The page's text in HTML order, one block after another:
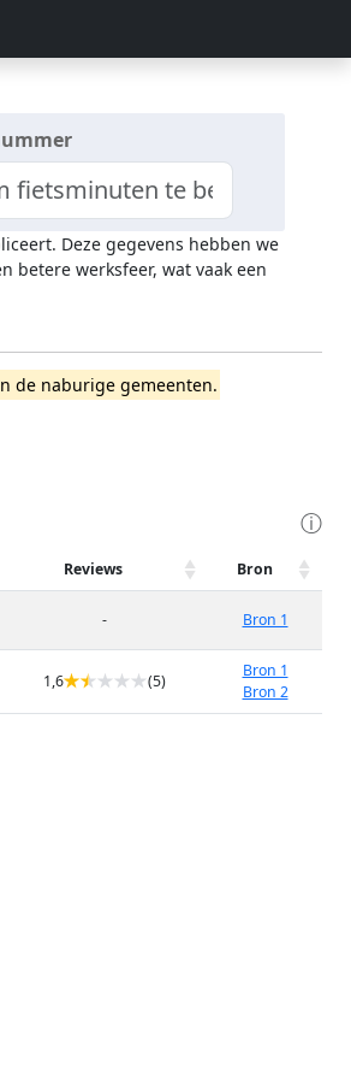
Deze gegevens hebben we
betere werksfeer, wat vaak een
de naburige gemeenten.
ⓘ
Reviews Bron
- Bron 1
1,6 (5)
Bron 1
Bron 2